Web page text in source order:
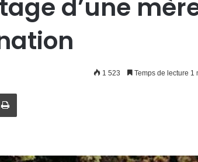
d’une
1 523 Temps de lecture 1
Imprimer